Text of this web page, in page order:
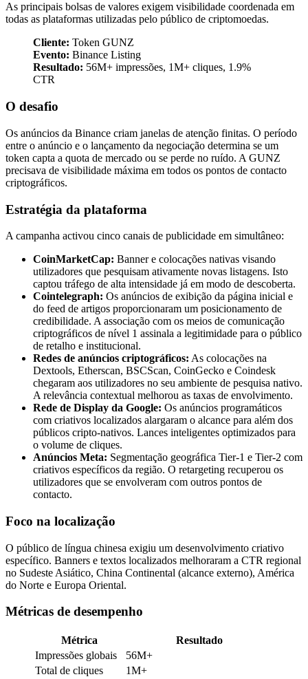
As principais bolsas de valores exigem visibilidade coordenada em
todas as plataformas utilizadas pelo público de criptomoedas.
Cliente: Token GUNZ
Evento: Binance Listing
Resultado: 56M+ impressões, 1M+ cliques, 1.9%
CTR
O desafio
Os anúncios da Binance criam janelas de atenção finitas. O período
entre o anúncio e o lançamento da negociação determina se um
token capta a quota de mercado ou se perde no ruído. A GUNZ
precisava de visibilidade máxima em todos os pontos de contacto
criptográficos.
Estratégia da plataforma
A campanha activou cinco canais de publicidade em simultâneo:
CoinMarketCap: Banner e colocações nativas visando
utilizadores que pesquisam ativamente novas listagens. Isto
captou tráfego de alta intensidade já em modo de descoberta.
Cointelegraph: Os anúncios de exibição da página inicial e
do feed de artigos proporcionaram um posicionamento de
credibilidade. A associação com os meios de comunicação
criptográficos de nível 1 assinala a legitimidade para o público
de retalho e institucional.
Redes de anúncios criptográficos: As colocações na
Dextools, Etherscan, BSCScan, CoinGecko e Coindesk
chegaram aos utilizadores no seu ambiente de pesquisa nativo.
A relevância contextual melhorou as taxas de envolvimento.
Rede de Display da Google: Os anúncios programáticos
com criativos localizados alargaram o alcance para além dos
públicos cripto-nativos. Lances inteligentes optimizados para
o volume de cliques.
Anúncios Meta: Segmentação geográfica Tier-1 e Tier-2 com
criativos específicos da região. O retargeting recuperou os
utilizadores que se envolveram com outros pontos de
contacto.
Foco na localização
O público de língua chinesa exigiu um desenvolvimento criativo
específico. Banners e textos localizados melhoraram a CTR regional
no Sudeste Asiático, China Continental (alcance externo), América
do Norte e Europa Oriental.
Métricas de desempenho
Métrica
Resultado
Impressões globais
56M+
Total de cliques
1M+